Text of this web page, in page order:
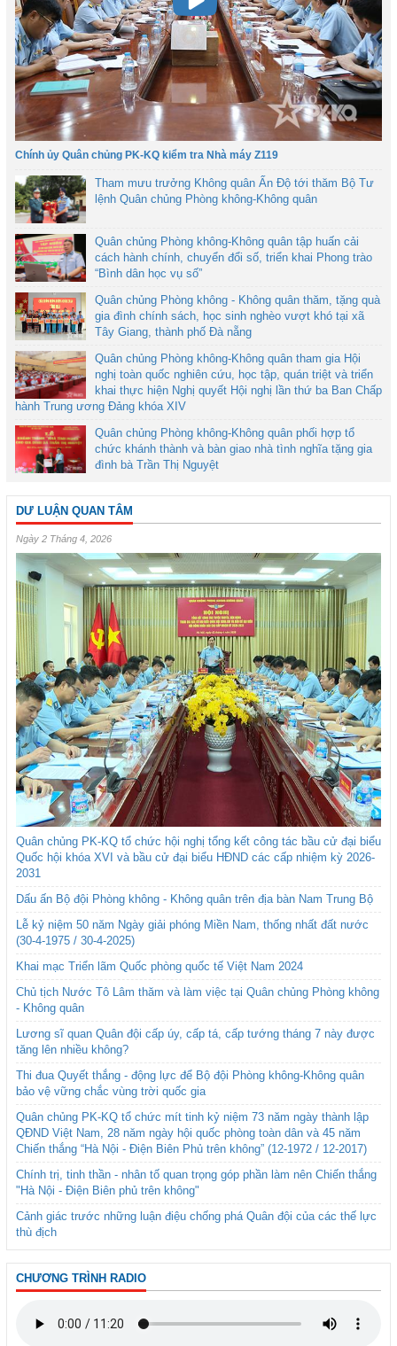
Chính ủy Quân chủng PK-KQ kiểm tra Nhà máy Z119
Tham mưu trưởng Không quân Ấn Độ tới thăm Bộ Tư
lệnh Quân chủng Phòng không-Không quân
Quân chủng Phòng không-Không quân tập huấn cải
cách hành chính, chuyển đổi số, triển khai Phong trào
“Bình dân học vụ số”
Quân chủng Phòng không - Không quân thăm, tặng quà
gia đình chính sách, học sinh nghèo vượt khó tại xã
Tây Giang, thành phố Đà nẵng
Quân chủng Phòng không-Không quân tham gia Hội
nghị toàn quốc nghiên cứu, học tập, quán triệt và triển
khai thực hiện Nghị quyết Hội nghị lần thứ ba Ban Chấp
hành Trung ương Đảng khóa XIV
Quân chủng Phòng không-Không quân phối hợp tổ
chức khánh thành và bàn giao nhà tình nghĩa tặng gia
đình bà Trần Thị Nguyệt
DƯ LUẬN QUAN TÂM
Ngày 2 Tháng 4, 2026
Quân chủng PK-KQ tổ chức hội nghị tổng kết công tác bầu cử đại biểu
Quốc hội khóa XVI và bầu cử đại biểu HĐND các cấp nhiệm kỳ 2026-
2031
Dấu ấn Bộ đội Phòng không - Không quân trên địa bàn Nam Trung Bộ
Lễ kỷ niệm 50 năm Ngày giải phóng Miền Nam, thống nhất đất nước
(30-4-1975 / 30-4-2025)
Khai mạc Triển lãm Quốc phòng quốc tế Việt Nam 2024
Chủ tịch Nước Tô Lâm thăm và làm việc tại Quân chủng Phòng không
- Không quân
Lương sĩ quan Quân đội cấp úy, cấp tá, cấp tướng tháng 7 này được
tăng lên nhiều không?
Thi đua Quyết thắng - động lực để Bộ đội Phòng không-Không quân
bảo vệ vững chắc vùng trời quốc gia
Quân chủng PK-KQ tổ chức mít tinh kỷ niệm 73 năm ngày thành lập
QĐND Việt Nam, 28 năm ngày hội quốc phòng toàn dân và 45 năm
Chiến thắng “Hà Nội - Điện Biên Phủ trên không” (12-1972 / 12-2017)
Chính trị, tinh thần - nhân tố quan trọng góp phần làm nên Chiến thắng
"Hà Nội - Điện Biên phủ trên không"
Cảnh giác trước những luận điệu chống phá Quân đội của các thế lực
thù địch
CHƯƠNG TRÌNH RADIO